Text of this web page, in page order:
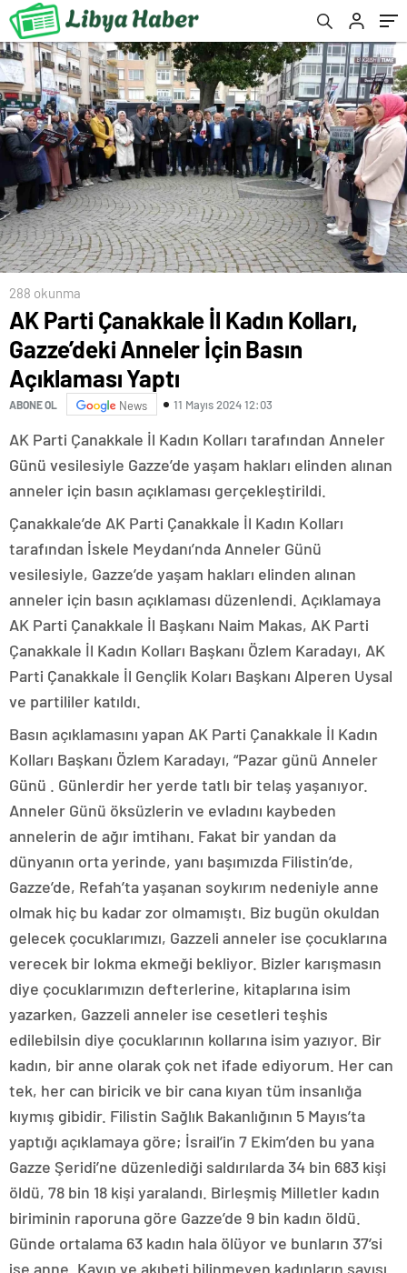
Yaptı
288 okunma
AK Parti Çanakkale İl Kadın Kolları,
Gazze’deki Anneler İçin Basın
Açıklaması Yaptı
ABONE OL News 11 Mayıs 2024 12:03
AK Parti Çanakkale İl Kadın Kolları tarafından Anneler
Günü vesilesiyle Gazze’de yaşam hakları elinden alınan
anneler için basın açıklaması gerçekleştirildi.
Çanakkale’de AK Parti Çanakkale İl Kadın Kolları
tarafından İskele Meydanı’nda Anneler Günü
vesilesiyle, Gazze’de yaşam hakları elinden alınan
anneler için basın açıklaması düzenlendi. Açıklamaya
AK Parti Çanakkale İl Başkanı Naim Makas, AK Parti
Çanakkale İl Kadın Kolları Başkanı Özlem Karadayı, AK
Parti Çanakkale İl Gençlik Koları Başkanı Alperen Uysal
ve partililer katıldı.
Basın açıklamasını yapan AK Parti Çanakkale İl Kadın
Kolları Başkanı Özlem Karadayı, “Pazar günü Anneler
Günü . Günlerdir her yerde tatlı bir telaş yaşanıyor.
Anneler Günü öksüzlerin ve evladını kaybeden
annelerin de ağır imtihanı. Fakat bir yandan da
dünyanın orta yerinde, yanı başımızda Filistin’de,
Gazze’de, Refah’ta yaşanan soykırım nedeniyle anne
olmak hiç bu kadar zor olmamıştı. Biz bugün okuldan
gelecek çocuklarımızı, Gazzeli anneler ise çocuklarına
verecek bir lokma ekmeği bekliyor. Bizler karışmasın
diye çocuklarımızın defterlerine, kitaplarına isim
yazarken, Gazzeli anneler ise cesetleri teşhis
edilebilsin diye çocuklarının kollarına isim yazıyor. Bir
kadın, bir anne olarak çok net ifade ediyorum. Her can
tek, her can biricik ve bir cana kıyan tüm insanlığa
kıymış gibidir. Filistin Sağlık Bakanlığının 5 Mayıs’ta
yaptığı açıklamaya göre; İsrail’in 7 Ekim’den bu yana
Gazze Şeridi’ne düzenlediği saldırılarda 34 bin 683 kişi
öldü, 78 bin 18 kişi yaralandı. Birleşmiş Milletler kadın
biriminin raporuna göre Gazze’de 9 bin kadın öldü.
Günde ortalama 63 kadın hala ölüyor ve bunların 37’si
ise anne. Kayıp ve akıbeti bilinmeyen kadınların sayısı